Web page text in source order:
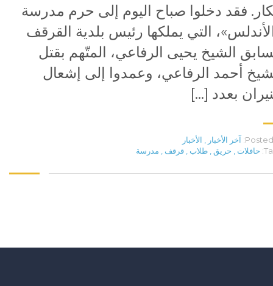
فقد دخلوا صباح اليوم إلى حرم مدرسة
التي يملكها رئيس بلدية القرقف
الشيخ يحيى الرفاعي، المتّهم بقتل
أحمد الرفاعي، وعمدوا إلى إشعال
بعدد […]
Posted آخر الأخبار , الأخبار
حافلات, حريق, طلاب, قرقف , مدرسة